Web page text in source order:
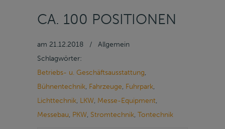
CA. 100 POSITIONEN
am 21.12.2018 /
Allgemein
Schlagwörter:
Betriebs- u. Geschäftsausstattung,
Bühnentechnik, Fahrzeuge, Fuhrpark,
Lichttechnik, LKW, Messe-Equipment,
Messebau, PKW, Stromtechnik, Tontechnik